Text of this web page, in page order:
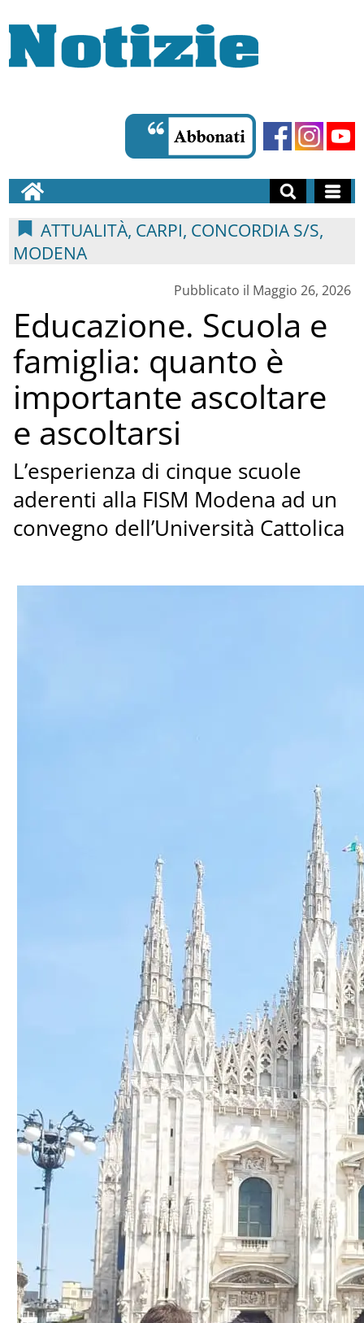
ATTUALITÀ, CARPI, CONCORDIA S/S,
MODENA
Pubblicato il Maggio 26, 2026
Educazione. Scuola e
famiglia: quanto è
importante ascoltare
e ascoltarsi
L’esperienza di cinque scuole
aderenti alla FISM Modena ad un
convegno dell’Università Cattolica